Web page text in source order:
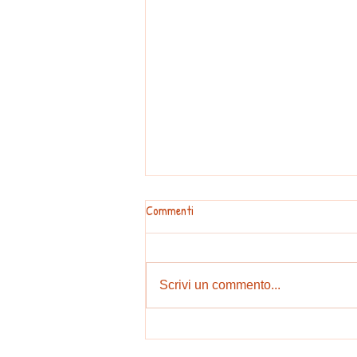
Avviso Agli Iscritti e Simpatizzanti
Commenti
Scrivi un commento...